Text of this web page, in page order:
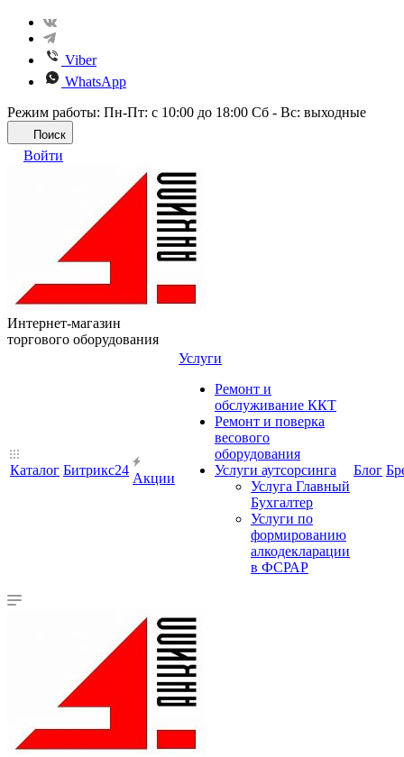
Viber
WhatsApp
Режим работы: Пн-Пт: с 10:00 до 18:00 Сб - Вс: выходные
Поиск
Войти
Интернет-магазин
торгового оборудования
Каталог Битрикс24
Акции
Услуги
Ремонт и
обслуживание ККТ
Ремонт и поверка
весового
оборудования
Услуги аутсорсинга
Услуга Главный
Бухгалтер
Услуги по
формированию
алкодекларации
в ФСРАР
Блог